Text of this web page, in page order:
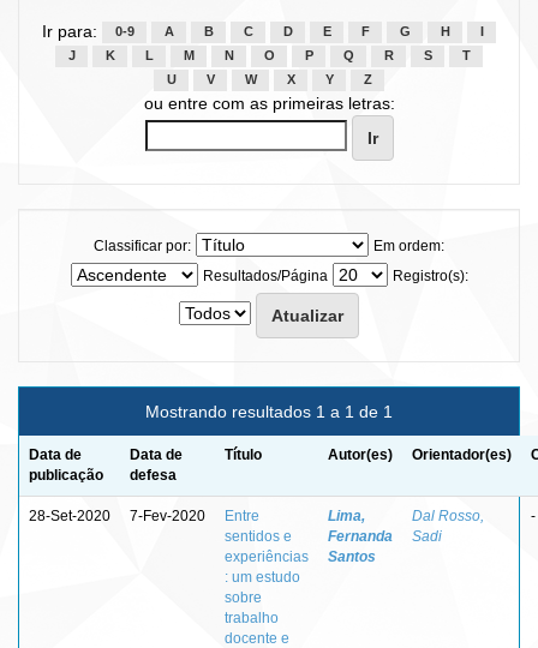
Ir para: 0-9 A B C D E F G H
J
K L M N O P Q R S
T
U
V W X Y Z
ou entre com as primeiras letras:
Classificar por:
Em ordem:
Resultados/Página
Registro(s):
Mostrando resultados 1 a 1 de 1
Data de
publicação
Data de
defesa
Título Autor(es) Orientador(es)
28-Set-2020 7-Fev-2020
Entre
sentidos e
experiências
: um estudo
sobre
trabalho
docente e
Lima,
Fernanda
Santos
Dal Rosso,
Sadi
-